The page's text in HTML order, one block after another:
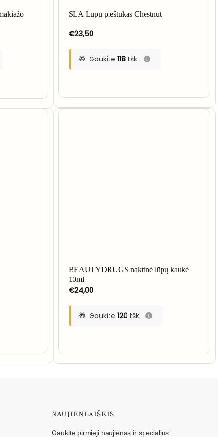
SLA Lūpų pieštukas Chestnut
€23,50
Gaukite118 tšk.
BEAUTYDRUGS naktinė lūpų kaukė
10ml
€24,00
Gaukite120 tšk.
NAUJIENLAIŠKIS
Gaukite pirmieji naujienas ir specialius